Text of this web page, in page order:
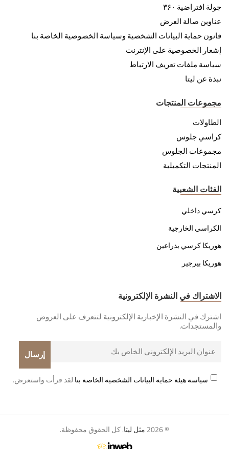
جولة افتراضية ۳۶۰
عناوين صالة العرض
قانون حماية البيانات الشخصية وسياسة الخصوصية الخاصة بنا
إشعار الخصوصية على الإنترنت
سياسة ملفات تعريف الارتباط
نبذة عن ليتا
مجموعات المنتجات
الطاولات
كراسي جلوس
مجموعات الجلوس
المنتجات التكميلية
الفئات الشعبية
كرسي داخلي
الكراسي الخارجية
هوريكا كرسي بذراعين
هوريكا بيرجير
الاشتراك في النشرة الإلكترونية
اشترك في النشرة الإخبارية الإلكترونية لتتعرف على العروض
والمستجدات.
سياسة هيئة حماية البيانات الشخصية الخاصة بنا لقد قرأت واستعرض.
© 2026 مثل ليتا. كل الحقوق محفوظة.